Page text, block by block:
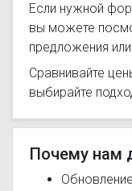
Если нужной
вы можете
предложения
Сравнивайте
выбирайте
Почему нам